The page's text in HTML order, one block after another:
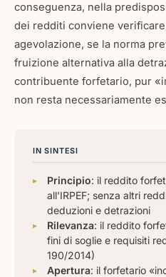
conseguenza, nella
dei redditi conviene
agevolazione, se la norma
fruizione alternativa alla
contribuente forfetario, pur
non resta necessariamente
IN SINTESI
Principio: il reddito
all'IRPEF; senza altri
deduzioni e detrazioni
Rilevanza: il reddito
fini di soglie e requisiti
190/2014)
Apertura: il forfetario